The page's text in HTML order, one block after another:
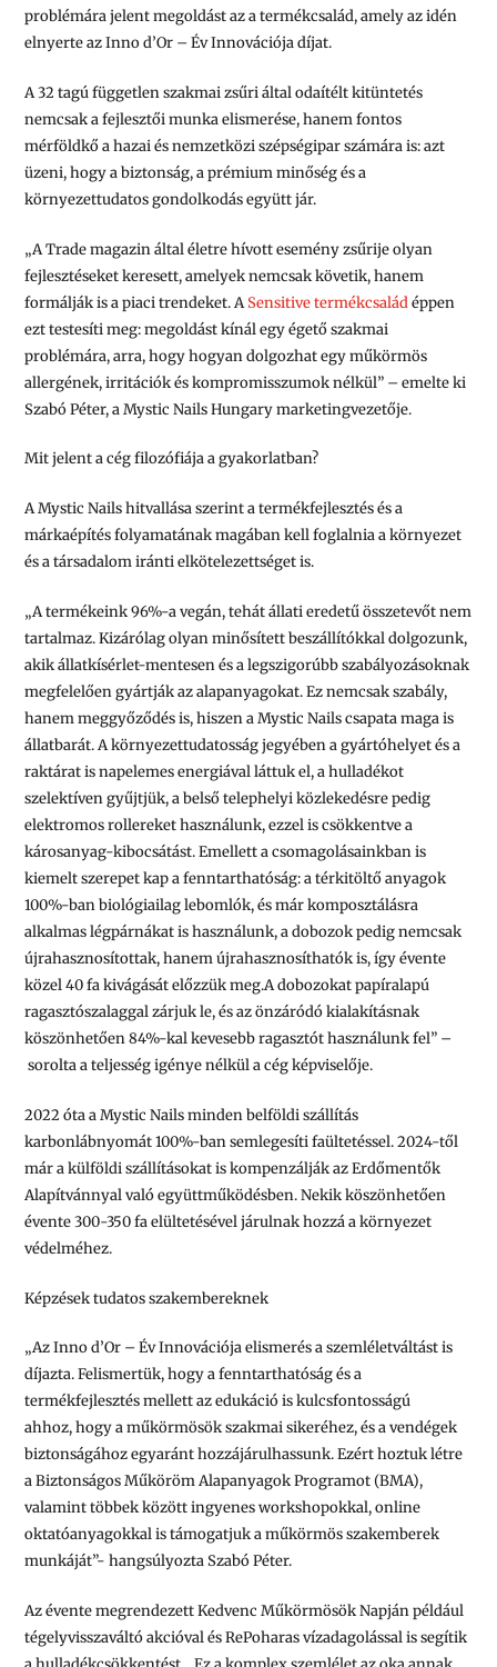
problémára jelent megoldást az a termékcsalád, amely az idén
elnyerte az Inno d’Or – Év Innovációja díjat.
A 32 tagú független szakmai zsűri által odaítélt kitüntetés
nemcsak a fejlesztői munka elismerése, hanem fontos
mérföldkő a hazai és nemzetközi szépségipar számára is: azt
üzeni, hogy a biztonság, a prémium minőség és a
környezettudatos gondolkodás együtt jár.
„A Trade magazin által életre hívott esemény zsűrije olyan
fejlesztéseket keresett, amelyek nemcsak követik, hanem
formálják is a piaci trendeket. ASensitive termékcsaládéppen
ezt testesíti meg: megoldást kínál egy égető szakmai
problémára, arra, hogy hogyan dolgozhat egy műkörmös
allergének, irritációk és kompromisszumok nélkül” – emelte ki
Szabó Péter, a Mystic Nails Hungary marketingvezetője.
Mit jelent a cég filozófiája a gyakorlatban?
A Mystic Nails hitvallása szerint a termékfejlesztés és a
márkaépítés folyamatának magában kell foglalnia a környezet
és a társadalom iránti elkötelezettséget is.
„A termékeink 96%-a vegán, tehát állati eredetű összetevőt nem
tartalmaz. Kizárólag olyan minősített beszállítókkal dolgozunk,
akik állatkísérlet-mentesen és a legszigorúbb szabályozásoknak
megfelelően gyártják az alapanyagokat. Ez nemcsak szabály,
hanem meggyőződés is, hiszen a Mystic Nails csapata maga is
állatbarát. A környezettudatosság jegyében a gyártóhelyet és a
raktárat is napelemes energiával láttuk el, a hulladékot
szelektíven gyűjtjük, a belső telephelyi közlekedésre pedig
elektromos rollereket használunk, ezzel is csökkentve a
károsanyag-kibocsátást. Emellett a csomagolásainkban is
kiemelt szerepet kap a fenntarthatóság: a térkitöltő anyagok
100%-ban biológiailag lebomlók, és már komposztálásra
alkalmas légpárnákat is használunk, a dobozok pedig nemcsak
újrahasznosítottak, hanem újrahasznosíthatók is, így évente
közel 40 fa kivágását előzzük meg.A dobozokat papíralapú
ragasztószalaggal zárjuk le, és az önzáródó kialakításnak
köszönhetően 84%-kal kevesebb ragasztót használunk fel” –
sorolta a teljesség igénye nélkül a cég képviselője.
2022 óta a Mystic Nails minden belföldi szállítás
karbonlábnyomát 100%-ban semlegesíti faültetéssel. 2024-től
már a külföldi szállításokat is kompenzálják az Erdőmentők
Alapítvánnyal való együttműködésben. Nekik köszönhetően
évente 300-350 fa elültetésével járulnak hozzá a környezet
védelméhez.
Képzések tudatos szakembereknek
„Az Inno d’Or – Év Innovációja elismerés a szemléletváltást is
díjazta. Felismertük, hogy a fenntarthatóság és a
termékfejlesztés mellett az edukáció is kulcsfontosságú
ahhoz, hogy a műkörmösök szakmai sikeréhez, és a vendégek
biztonságához egyaránt hozzájárulhassunk. Ezért hoztuk létre
a Biztonságos Műköröm Alapanyagok Programot (BMA),
valamint többek között ingyenes workshopokkal, online
oktatóanyagokkal is támogatjuk a műkörmös szakemberek
munkáját”-hangsúlyozta Szabó Péter.
Az évente megrendezett Kedvenc Műkörmösök Napján például
tégelyvisszaváltó akcióval és RePoharas vízadagolással is segítik